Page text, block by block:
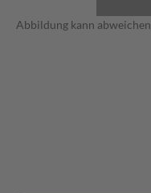
Abbildung kann abweichen